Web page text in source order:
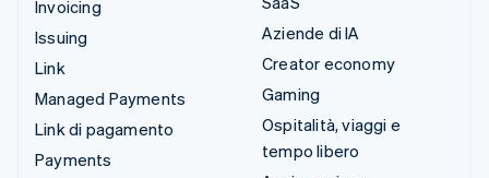
Invoicing
Issuing
Link
Managed Payments
Link di pagamento
Payments
Aziende di IA
Creator economy
Gaming
Ospitalità, viaggi e
tempo libero